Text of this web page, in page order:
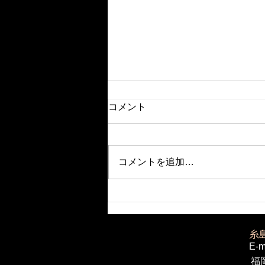
全員合格おめでとう！高校入
試と中学入試を乗り切った君
コメント
コメントを追加…
糸
E-
福